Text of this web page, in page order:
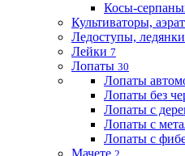
Косы-серпаны
Культиваторы,
Ледоступы, ледянки
Лейки 7
Лопаты 30
Лопаты
Лопаты без
Лопаты с
Лопаты с
Лопаты с
Мачете